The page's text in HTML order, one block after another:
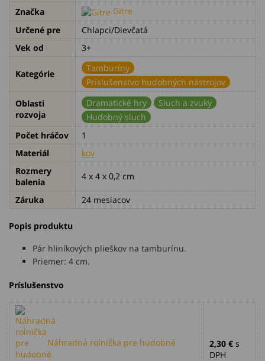
Značka
Gitre
Určené pre
Chlapci/Dievčatá
Vek od
3+
Kategórie
Tamburíny
Príslušenstvo hudobných nástrojov
Oblasti
rozvoja
Dramatické hry
Sluch a zvuky
Hudobný sluch
Počet hráčov
1
Materiál
kov
Rozmery
balenia
4 x 4 x 0,2 cm
Záruka 24 mesiacov
Popis produktu
Pár hliníkových plieškov na tamburínu.
Priemer: 4 cm.
Príslušenstvo
Náhradná rolnička pre hudobné 2,30 € s
DPH